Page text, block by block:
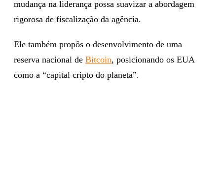
mudança na liderança possa suavizar a abordagem
rigorosa de fiscalização da agência.
Ele também propôs o desenvolvimento de uma
reserva nacional de Bitcoin, posicionando os EUA
como a “capital cripto do planeta”.